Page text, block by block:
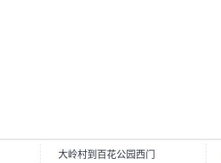
大岭村到百花公园西门